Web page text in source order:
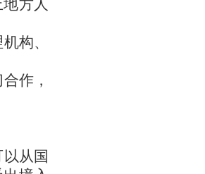
方人
构、
作，
从国